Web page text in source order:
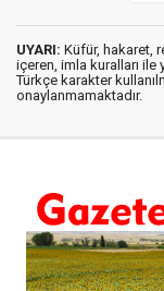
UYARI: Küfür, hakaret,
içeren, imla kuralları ile
Türkçe karakter
onaylanmamaktadır.